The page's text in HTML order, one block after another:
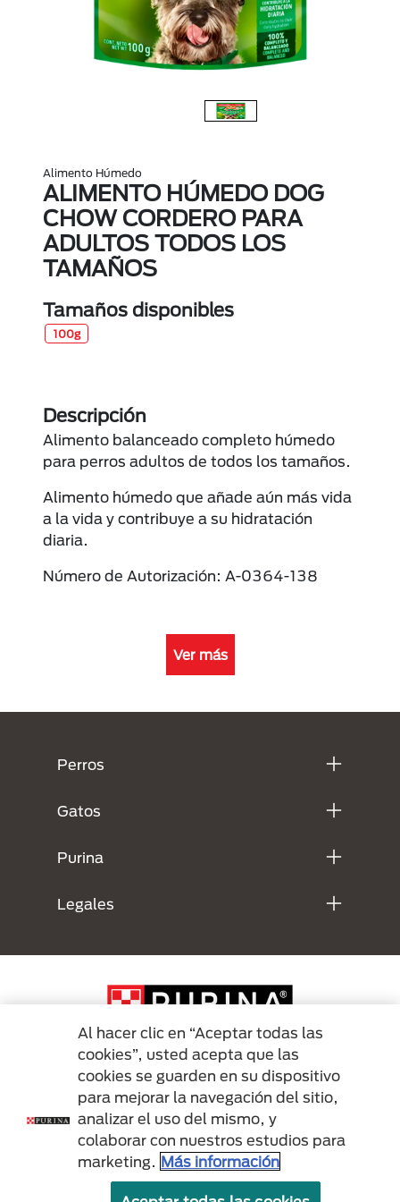
Alimento Húmedo
ALIMENTO HÚMEDO DOG
CHOW CORDERO PARA
ADULTOS TODOS LOS
TAMAÑOS
Tamaños disponibles
100g
Descripción
Alimento balanceado completo húmedo
para perros adultos de todos los tamaños.
Alimento húmedo que añade aún más vida
a la vida y contribuye a su hidratación
diaria.
Número de Autorización: A-0364-138
Ver más
Perros
Gatos
Purina
Legales
Menu Footer Secundario Purina
All Nestlé Purina trademarks owned by Société des Produits Nestlé S.A.,
Vevey, Switzerland or are used with permission.
Terminos y condiciones Politicas de privacidad
Al hacer clic en “Aceptar todas las
cookies”, usted acepta que las
cookies se guarden en su dispositivo
para mejorar la navegación del sitio,
analizar el uso del mismo, y
colaborar con nuestros estudios para
marketing. Más información